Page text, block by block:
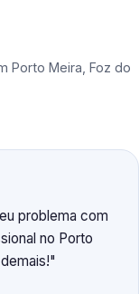
Porto Meira, Foz do
problema com
no Porto